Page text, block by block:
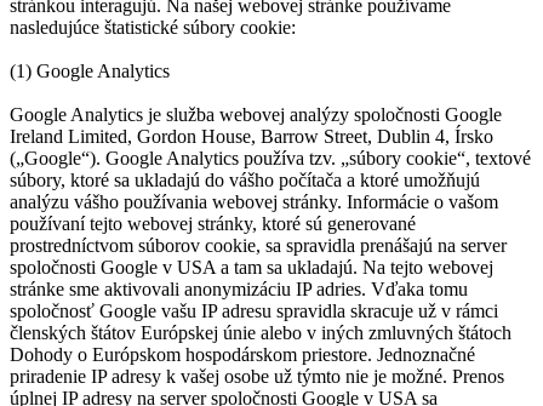
stránkou interagujú. Na našej webovej stránke používame
nasledujúce štatistické súbory cookie:
(1) Google Analytics
Google Analytics je služba webovej analýzy spoločnosti Google
Ireland Limited, Gordon House, Barrow Street, Dublin 4, Írsko
(„Google“). Google Analytics používa tzv. „súbory cookie“, textové
súbory, ktoré sa ukladajú do vášho počítača a ktoré umožňujú
analýzu vášho používania webovej stránky. Informácie o vašom
používaní tejto webovej stránky, ktoré sú generované
prostredníctvom súborov cookie, sa spravidla prenášajú na server
spoločnosti Google v USA a tam sa ukladajú. Na tejto webovej
stránke sme aktivovali anonymizáciu IP adries. Vďaka tomu
spoločnosť Google vašu IP adresu spravidla skracuje už v rámci
členských štátov Európskej únie alebo v iných zmluvných štátoch
Dohody o Európskom hospodárskom priestore. Jednoznačné
priradenie IP adresy k vašej osobe už týmto nie je možné. Prenos
úplnej IP adresy na server spoločnosti Google v USA sa